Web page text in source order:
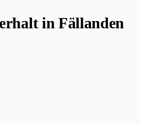
in Fällanden